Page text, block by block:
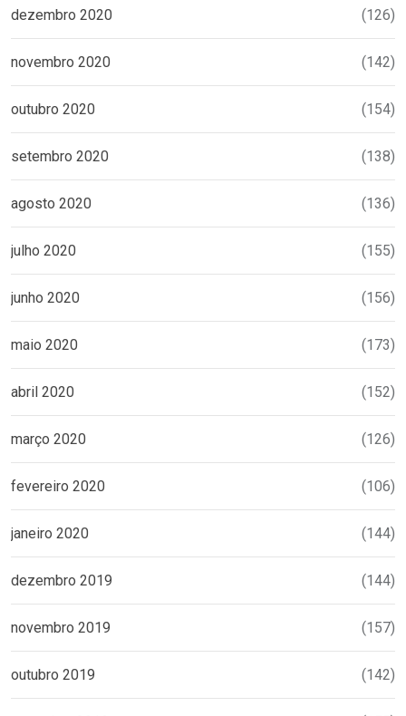
dezembro 2020 (126)
novembro 2020 (142)
outubro 2020 (154)
setembro 2020 (138)
agosto 2020 (136)
julho 2020 (155)
junho 2020 (156)
maio 2020 (173)
abril 2020 (152)
março 2020 (126)
fevereiro 2020 (106)
janeiro 2020 (144)
dezembro 2019 (144)
novembro 2019 (157)
outubro 2019 (142)